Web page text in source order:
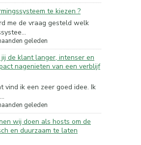
te kiezen ?
me de vraag gesteld welk
geleden
jij de klant langer, intenser en
nagenieten van een verblijf
vind ik een zeer goed idee. Ik
geleden
wij doen als hosts om de
en duurzaam te laten